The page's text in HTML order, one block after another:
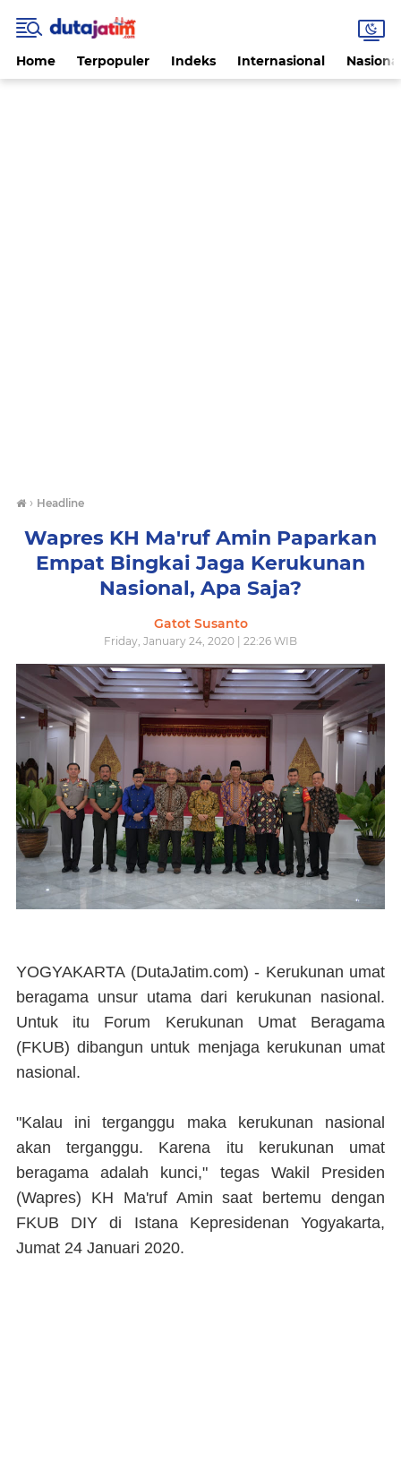
Home Terpopuler Indeks Internasional
› Headline
Wapres KH Ma'ruf Amin Paparkan
Empat Bingkai Jaga Kerukunan
Nasional, Apa Saja?
Gatot Susanto
Friday, January 24, 2020 | 22:26 WIB
YOGYAKARTA (DutaJatim.com) - Kerukunan umat
beragama unsur utama dari kerukunan nasional.
Untuk itu Forum Kerukunan Umat Beragama
(FKUB) dibangun untuk menjaga kerukunan umat
nasional.
"Kalau ini terganggu maka kerukunan nasional
akan terganggu. Karena itu kerukunan umat
beragama adalah kunci," tegas Wakil Presiden
(Wapres) KH Ma'ruf Amin saat bertemu dengan
FKUB DIY di Istana Kepresidenan Yogyakarta,
Jumat 24 Januari 2020.